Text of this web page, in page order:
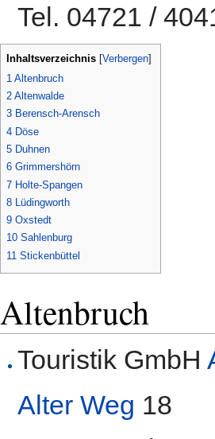
Tel. 04721 /
Inhaltsverzeichnis [Verbergen]
1 Altenbruch
2 Altenwalde
3 Berensch-Arensch
4 Döse
5 Duhnen
6 Grimmershörn
7 Holte-Spangen
8
Lüdingworth
9 Oxstedt
10 Sahlenburg
11 Stickenbüttel
Altenbruch
Touristik GmbH
Alter Weg 18